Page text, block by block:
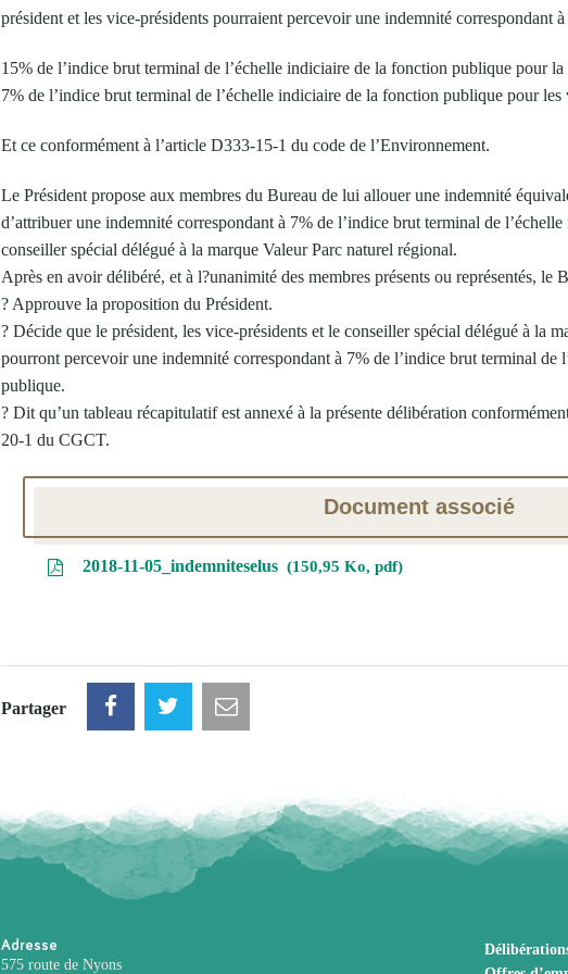
président et les vice-présidents pourraient percevoir une indemnité correspondant à
15% de l’indice brut terminal de l’échelle indiciaire de la fonction publique pour la
7% de l’indice brut terminal de l’échelle indiciaire de la fonction publique pour les
Et ce conformément à l’article D333-15-1 du code de l’Environnement.
Le Président propose aux membres du Bureau de lui allouer une indemnité
d’attribuer une indemnité correspondant à 7% de l’indice brut terminal de
conseiller spécial délégué à la marque Valeur Parc naturel régional.
Après en avoir délibéré, et à l?unanimité des membres présents ou représentés, le
? Approuve la proposition du Président.
? Décide que le président, les vice-présidents et le conseiller spécial délégué à la
pourront percevoir une indemnité correspondant à 7% de l’indice brut terminal de
publique.
? Dit qu’un tableau récapitulatif est annexé à la présente délibération
20-1 du CGCT.
Document associé
2018-11-05_indemniteselus 150,95 Ko, pdf
Partager
Adresse
575 route de Nyons